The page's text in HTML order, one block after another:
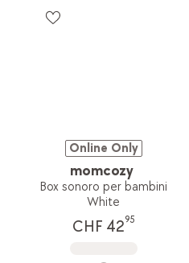
Online Only
momcozy
Box sonoro per bambini
White
CHF 4295